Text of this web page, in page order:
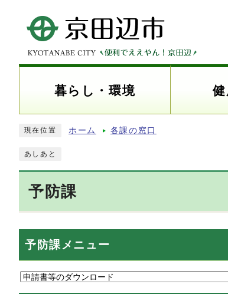
暮らし・環境
現在位置 ホーム 各課の窓口
あしあと
予防課
予防課メニュー